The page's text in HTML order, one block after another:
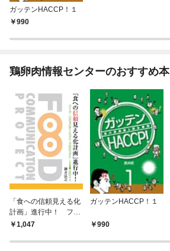
ガッテンHACCP！１
990
鶏卵肉情報センターのおすすめ本
「食への信頼見える化
計画」進行中！ フー
ド・コミュニケーショ
０１１
1,047
ガッテンHACCP！１
990